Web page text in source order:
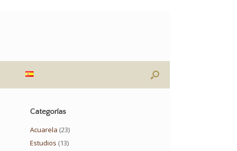
Categorías
Acuarela (23)
Estudios (13)